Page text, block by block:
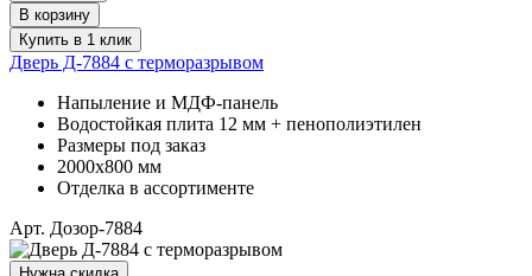
В корзину
Купить в 1 клик
Дверь Д-7884 с терморазрывом
Напыление и МДФ-панель
Водостойкая плита 12 мм + пенополиэтилен
Размеры под заказ
2000х800 мм
Отделка в ассортименте
Арт. Дозор-7884